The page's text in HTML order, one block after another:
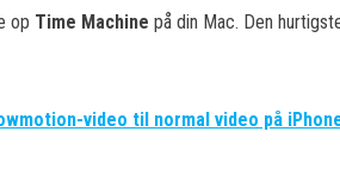
op Time Machine på din Mac. Den
video til normal video på